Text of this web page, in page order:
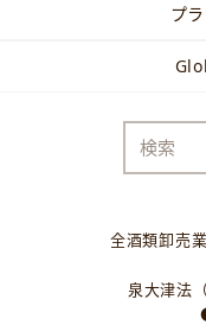
プ
全酒類卸売
泉大津法